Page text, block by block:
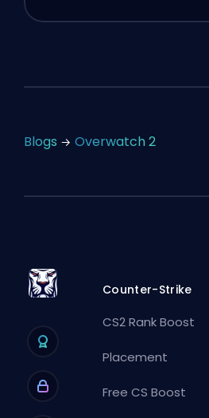
Blogs Overwatch 2
Counter-Strike
CS2 Rank Boost
Placement
Free CS Boost